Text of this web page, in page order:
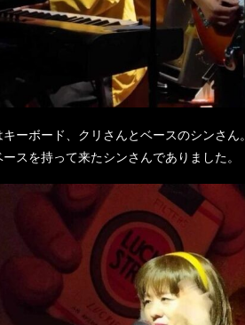
ーボード、クリさんとベースのシンさん。
スを持って来たシンさんでありました。